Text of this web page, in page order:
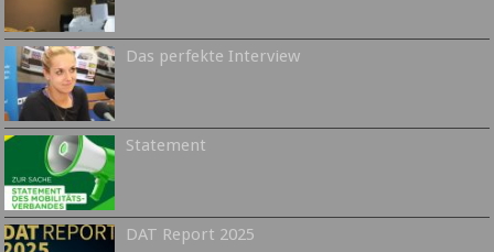
Das perfekte Interview
Statement
DAT Report 2025